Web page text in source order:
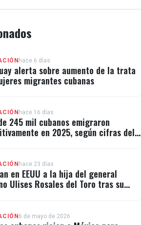
hace 6 días
alerta sobre aumento de la trata
migrantes cubanas
hace 16 días
245 mil cubanos emigraron
en 2025, según cifras del
hace 23 días
en EEUU a la hija del general
Ulises Rosales del Toro tras su
6 de mayo de 2026